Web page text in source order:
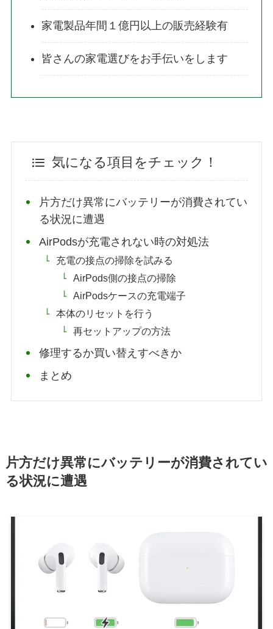
家電製品年間１億円以上の販売経験有
皆さんの家電選びをお手伝いをします
気になる項目をチェック！
片方だけ異常にバッテリーが消費されてい
る状況に遭遇
AirPodsが充電されない時の対処法
充電の接点の掃除を試みる
AirPods側の接点の掃除
AirPodsケースの充電端子
本体のリセットを行う
再セットアップの方法
修理するか買い替えすべきか
まとめ
片方だけ異常にバッテリーが消費されてい
る状況に遭遇